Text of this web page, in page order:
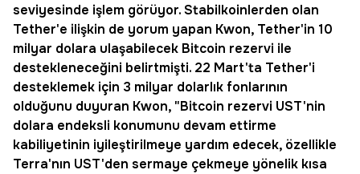
seviyesinde işlem görüyor. Stabilkoinlerden olan
Tether'e ilişkin de yorum yapan Kwon, Tether'in 10
milyar dolara ulaşabilecek Bitcoin rezervi ile
destekleneceğini belirtmişti. 22 Mart'ta Tether'i
desteklemek için 3 milyar dolarlık fonlarının
olduğunu duyuran Kwon, "Bitcoin rezervi UST'nin
dolara endeksli konumunu devam ettirme
kabiliyetinin iyileştirilmeye yardım edecek, özellikle
Terra'nın UST'den sermaye çekmeye yönelik kısa